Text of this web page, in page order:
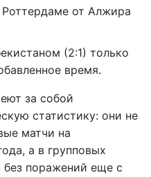
от Алжира
(2:1) только
время.
за собой
статистику: они не
матчи на
а в групповых
поражений еще с